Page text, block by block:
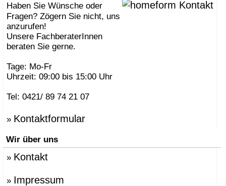
Haben Sie Wünsche oder
Fragen? Zögern Sie nicht, uns
anzurufen!
Unsere FachberaterInnen
beraten Sie gerne.
Tage: Mo-Fr
Uhrzeit: 09:00 bis 15:00 Uhr
Tel: 0421/ 89 74 21 07
» Kontaktformular
Wir über uns
» Kontakt
» Impressum